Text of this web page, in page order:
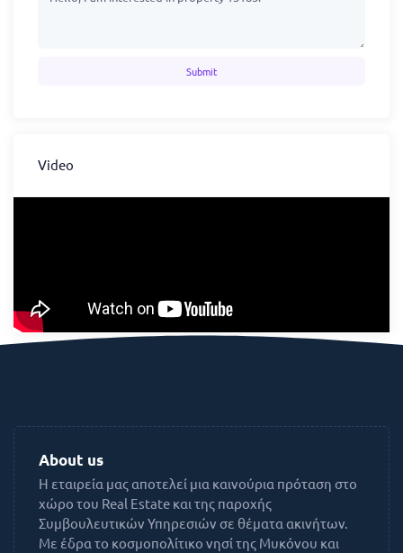
Submit
Video
About us
Η εταιρεία μας αποτελεί μια καινούρια πρόταση στο
χώρο του Real Estate και της παροχής
Συμβουλευτικών Υπηρεσιών σε θέματα ακινήτων.
Με έδρα το κοσμοπολίτικο νησί της Μυκόνου και